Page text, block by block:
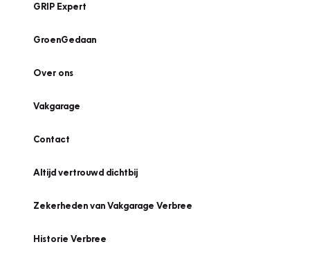
GRIP Expert
GroenGedaan
Over ons
Vakgarage
Contact
Altijd vertrouwd dichtbij
Zekerheden van Vakgarage Verbree
Historie Verbree